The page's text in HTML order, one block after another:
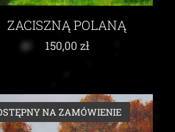
ZACISZNĄ POLANĄ
150,00zł
NA ZAMÓWIENIE